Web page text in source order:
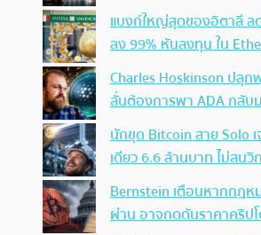
แบงก์ใหญ่สุดของอิตาลี ล
ลง 99% หันลงทุน ใน
Charles Hoskinson ปลุ
ลั่นต้องการพา ADA กลับ
นักขุด Bitcoin สาย Solo
เดียว 6.6 ล้านบาท ไม่สน
Bernstein เตือนหากกฎห
ผ่าน อาจกดดันราคาคริป